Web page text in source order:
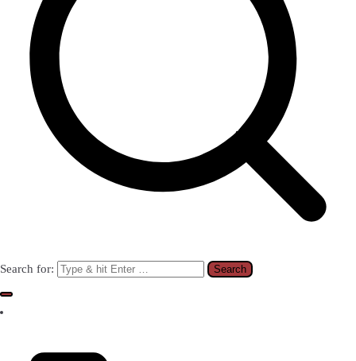
Search for: